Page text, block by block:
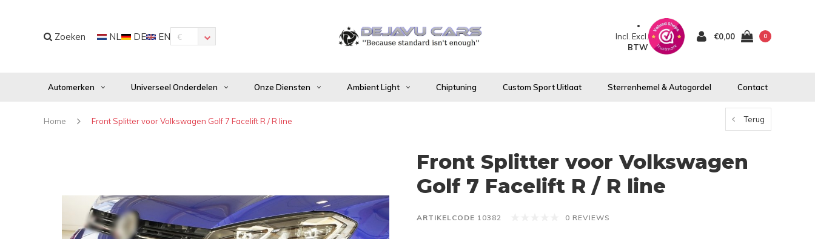
Zoeken NL DE EN € Incl. Excl.
BTW
€0,00 0
Automerken Universeel Onderdelen Onze Diensten Ambient Light Chiptuning Custom Sport Uitlaat Sterrenhemel & Autogordel Contact
Home Front Splitter voor Volkswagen Golf 7 Facelift R / R line Terug
Front Splitter voor Volkswagen
Golf 7 Facelift R / R line
ARTIKELCODE 10382 0 REVIEWS